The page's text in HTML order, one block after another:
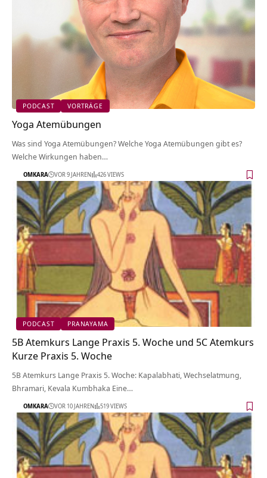
PODCAST VORTRÄGE
Yoga Atemübungen
Was sind Yoga Atemübungen? Welche Yoga Atemübungen gibt es?
Welche Wirkungen haben…
OMKARA VOR 9 JAHREN 426 VIEWS
PODCAST PRANAYAMA
5B Atemkurs Lange Praxis 5. Woche und 5C Atemkurs
Kurze Praxis 5. Woche
5B Atemkurs Lange Praxis 5. Woche: Kapalabhati, Wechselatmung,
Bhramari, Kevala Kumbhaka Eine…
OMKARA VOR 10 JAHREN 519 VIEWS